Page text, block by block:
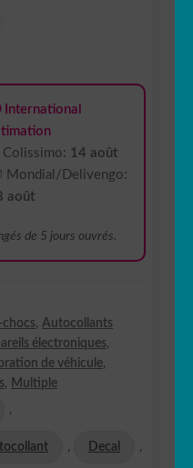
International
14 août
Mondial/Delivengo:
août
de 5 jours ouvrés.
, Autocollants
électroniques,
de véhicule,
, Multiple
,
, Decal ,